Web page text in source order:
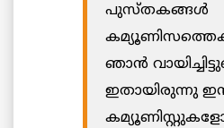
പുസ്തകങ്ങള്‍
ഞാന്‍
ഇതായിരുന്നു